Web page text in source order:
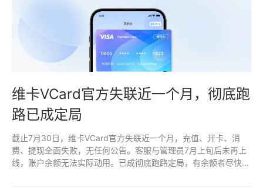
维卡VCard官方失联近一个月，彻底跑
路已成定局
截止7月30日，维卡VCard官方失联近一个月，充值、开卡、消
费、提现全面失败，无任何公告。客服与管理员7月上旬后未再上
线，账户余额无法实际动用。已成彻底跑路定局，有余额者尽快消